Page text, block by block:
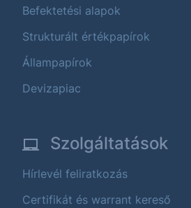
Befektetési alapok
Strukturált értékpapírok
Állampapírok
Devizapiac
Szolgáltatások
Hírlevél feliratkozás
Certifikát és warrant kereső